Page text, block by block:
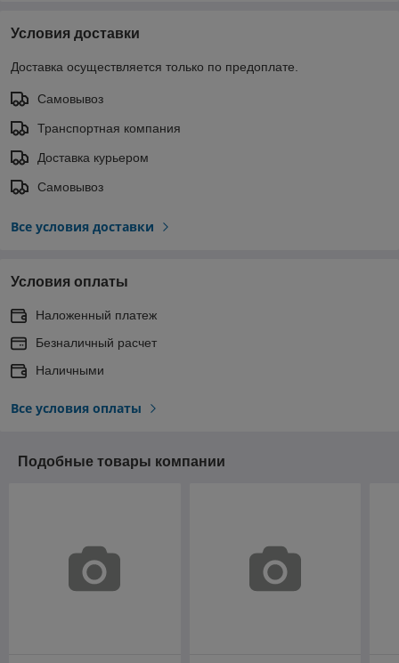
Условия доставки
Доставка осуществляется только по предоплате.
Самовывоз
Транспортная компания
Доставка курьером
Самовывоз
Все условия доставки
Условия оплаты
Наложенный платеж
Безналичный расчет
Наличными
Все условия оплаты
Подобные товары компании